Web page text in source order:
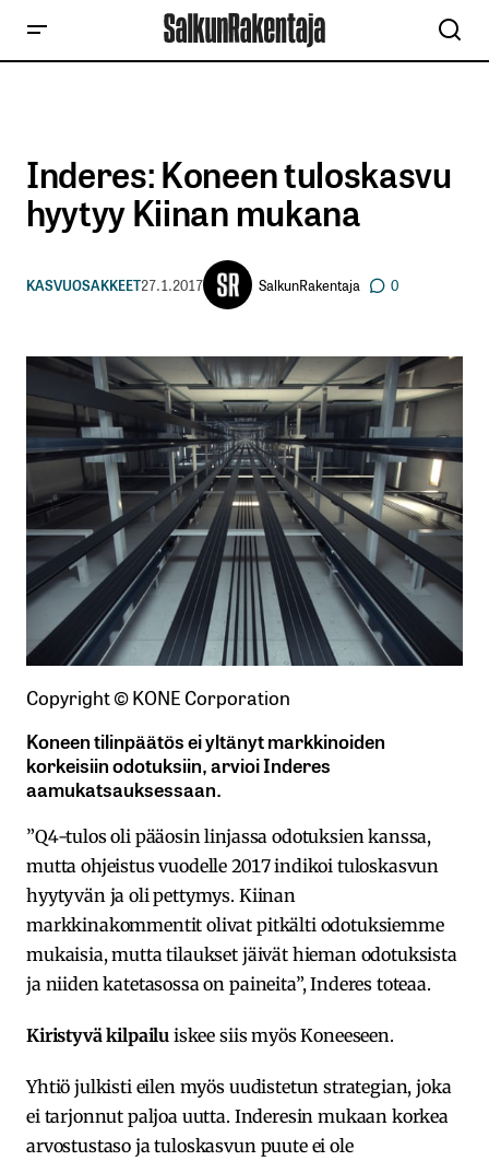
Inderes: Koneen tuloskasvu
hyytyy Kiinan mukana
KASVUOSAKKEET27.1.2017 SalkunRakentaja 0
Copyright © KONE Corporation
Koneen tilinpäätös ei yltänyt markkinoiden
korkeisiin odotuksiin, arvioi Inderes
aamukatsauksessaan.
”Q4-tulos oli pääosin linjassa odotuksien kanssa,
mutta ohjeistus vuodelle 2017 indikoi tuloskasvun
hyytyvän ja oli pettymys. Kiinan
markkinakommentit olivat pitkälti odotuksiemme
mukaisia, mutta tilaukset jäivät hieman odotuksista
ja niiden katetasossa on paineita”, Inderes toteaa.
Kiristyvä kilpailu iskee siis myös Koneeseen.
Yhtiö julkisti eilen myös uudistetun strategian, joka
ei tarjonnut paljoa uutta. Inderesin mukaan korkea
arvostustaso ja tuloskasvun puute ei ole